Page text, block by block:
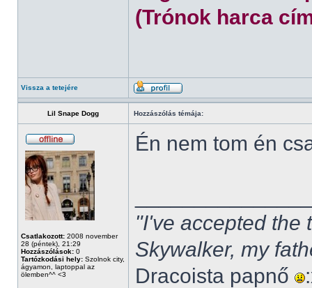
(Trónok harca
Vissza a tetejére
Lil Snape Dogg Hozzászólás témája:
Csatlakozott: 2008 november
28 (péntek), 21:29
Hozzászólások: 0
Tartózkodási hely: Szolnok city,
ágyamon, laptoppal az
ölemben^^ <3
Én nem tom én
"I've accepted the
Skywalker, my
Dracoista papnő